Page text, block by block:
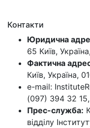
Контакти
Юридична
65 Київ,
Фактична
Київ, Україна,
e-mail:
(097) 394 32
Прес-служба:
відділу